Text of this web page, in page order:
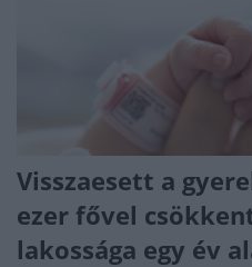
Visszaesett a
ezer fővel
lakossága egy év